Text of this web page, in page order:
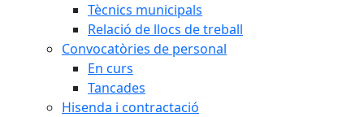
Tècnics municipals
Relació de llocs de treball
Convocatòries de personal
En curs
Tancades
Hisenda i contractació